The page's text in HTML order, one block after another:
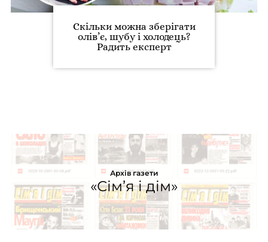
Скільки можна зберігати
олів’є, шубу і холодець?
Радить експерт
Архів газети
«Сім’я і дім»